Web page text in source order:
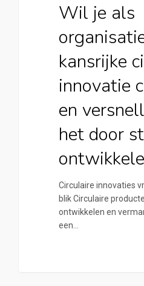
Wil je als
kansrijke
innovatie
en
het door
Circulaire innovaties
blik Circulaire
ontwikkelen en
een…